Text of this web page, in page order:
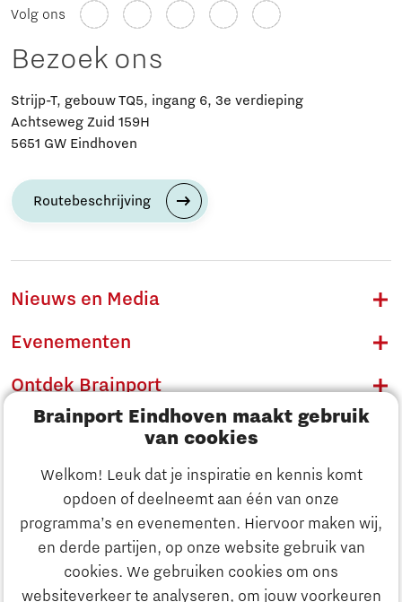
Brainport Eindhoven maakt gebruik
van cookies
Welkom! Leuk dat je inspiratie en kennis komt
opdoen of deelneemt aan één van onze
programma’s en evenementen. Hiervoor maken wij,
en derde partijen, op onze website gebruik van
cookies. We gebruiken cookies om ons
websiteverkeer te analyseren, om jouw voorkeuren
Ontdek Brainport
Volg ons
Bezoek ons
Strijp-T, gebouw TQ5, ingang 6, 3e verdieping
Achtseweg Zuid 159H
5651 GW Eindhoven
Routebeschrijving
Nieuws en Media
Evenementen
Ontdek Brainport
Innovatie
Ondernemen
Onderwijs
Maatschappelijk